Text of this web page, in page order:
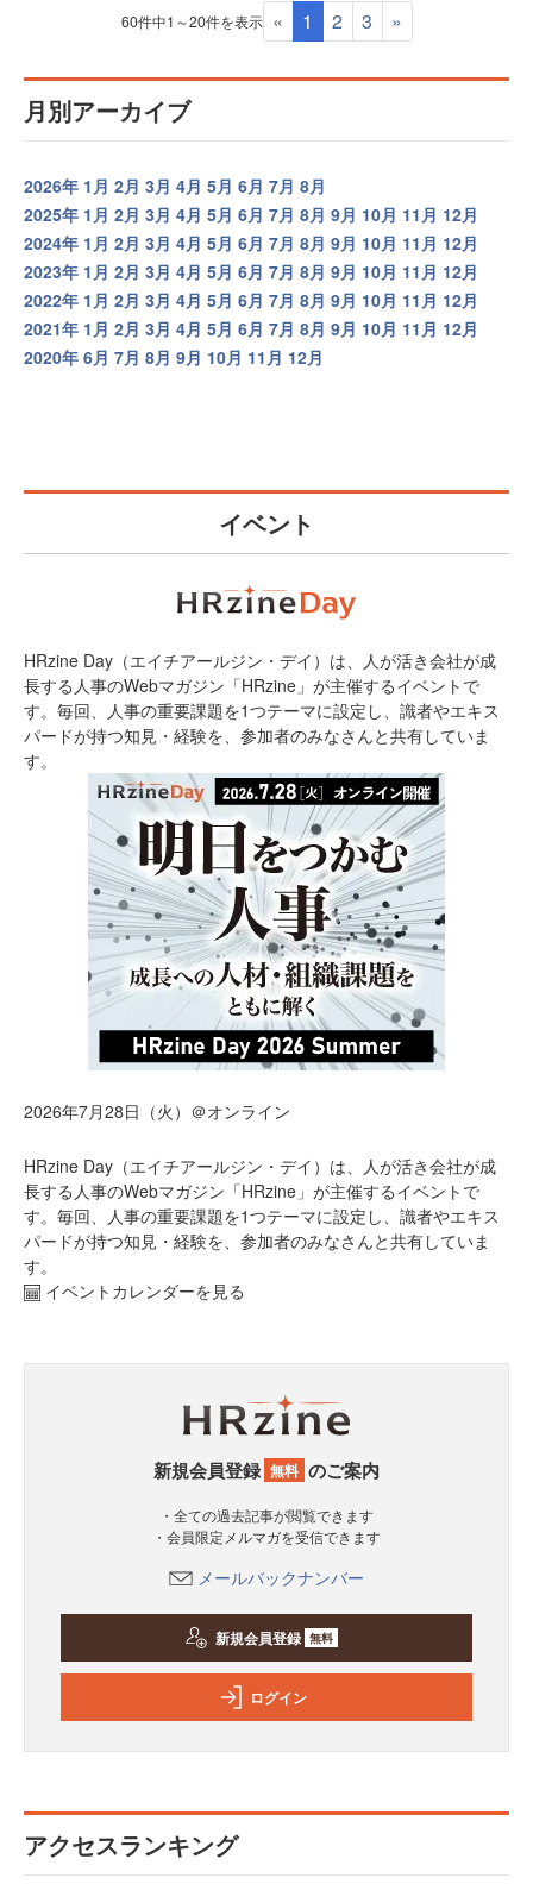
60件中1～20件を表示 « 1 2 3 »
月別アーカイブ
2026年 1月 2月 3月 4月 5月 6月 7月 8月
2025年 1月 2月 3月 4月 5月 6月 7月 8月 9月 10月 11月 12月
2024年 1月 2月 3月 4月 5月 6月 7月 8月 9月 10月 11月 12月
2023年 1月 2月 3月 4月 5月 6月 7月 8月 9月 10月 11月 12月
2022年 1月 2月 3月 4月 5月 6月 7月 8月 9月 10月 11月 12月
2021年 1月 2月 3月 4月 5月 6月 7月 8月 9月 10月 11月 12月
2020年 6月 7月 8月 9月 10月 11月 12月
イベント
HRzine Day（エイチアールジン・デイ）は、人が活き会社が成
長する人事のWebマガジン「HRzine」が主催するイベントで
す。毎回、人事の重要課題を1つテーマに設定し、識者やエキス
パードが持つ知見・経験を、参加者のみなさんと共有していま
す。
2026年7月28日（火）＠オンライン
HRzine Day（エイチアールジン・デイ）は、人が活き会社が成
長する人事のWebマガジン「HRzine」が主催するイベントで
す。毎回、人事の重要課題を1つテーマに設定し、識者やエキス
パードが持つ知見・経験を、参加者のみなさんと共有していま
す。
イベントカレンダーを見る
新規会員登録 無料 のご案内
・全ての過去記事が閲覧できます
・会員限定メルマガを受信できます
メールバックナンバー
新規会員登録 無料
ログイン
アクセスランキング